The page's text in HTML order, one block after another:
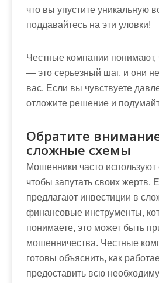
что вы упустите уникальную
поддавайтесь на эти уловки!
Честные компании понимают,
— это серьезный шаг, и они не
вас. Если вы чувствуете
отложите решение и
Обратите
сложные схемы
Мошенники часто
чтобы запутать своих жертв.
предлагают инвестиции в
финансовые инструменты,
понимаете, это может быть
мошенничества. Честные
готовы объяснить, как
предоставить всю